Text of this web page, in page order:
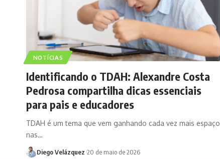
NOTÍCIAS
Identificando o TDAH: Alexandre Costa
Pedrosa compartilha dicas essenciais
para pais e educadores
TDAH é um tema que vem ganhando cada vez mais espaço
nas…
Diego Velázquez 20 de maio de 2026